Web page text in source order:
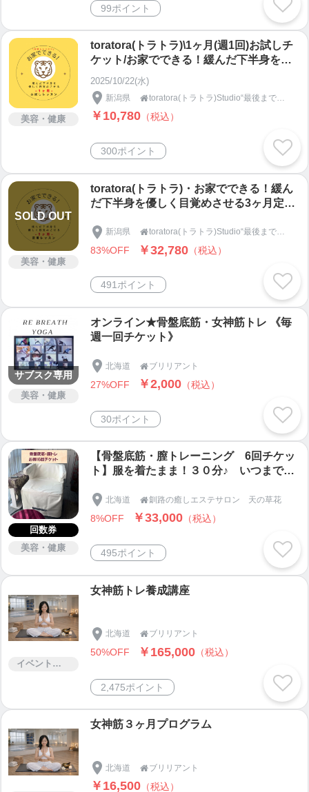
99ポイント
美容・健康
toratora(トラトラ)\1ヶ月(週1回)お試しチ
ケット/お家でできる！緩んだ下半身を優
しく目覚めさせる1ヶ月オンラインレッス
ン
2025/10/22(水)
新潟県 
￥10,780 （税込）
300ポイント
SOLD OUT
美容・健康
toratora(トラトラ)・お家でできる！緩ん
だ下半身を優しく目覚めさせる3ヶ月定着
新潟県  toratora(トラトラ)Studio“最後まで見たくなる” SNS運用・リール動画編集・オンラインレッスン
83%OFF ￥32,780 （税込）
491ポイント
サブスク専用
美容・健康
オンライン★骨盤底筋・女神筋トレ 《毎
週一回チケット》
北海道 ブリリアント
27%OFF ￥2,000 （税込）
30ポイント
回数券
美容・健康
【骨盤底筋・膣トレーニング 6回チケッ
ト】服を着たまま！３０分♪ いつまでも
内臓脱改善・便漏れ改善・ED改善などに
☆
北海道 釧路の癒しエステサロン 天の草花
8%OFF ￥33,000 （税込）
495ポイント
イベント・セミナー・交流会
女神筋トレ養成講座
北海道 ブリリアント
50%OFF ￥165,000 （税込）
2,475ポイント
女神筋３ヶ月プログラム
北海道 ブリリアント
￥16,500 （税込）